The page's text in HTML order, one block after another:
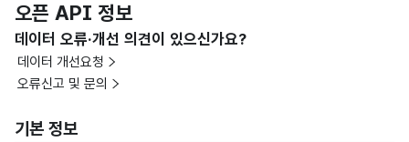
오픈 API 정보
데이터 오류·개선 의견이 있으신가요?
데이터 개선요청
오류신고 및 문의
기본 정보